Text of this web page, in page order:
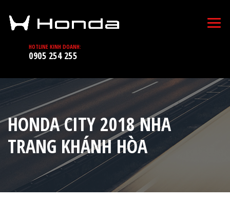
HOTLINE KINH DOANH:
0905 254 255
HONDA CITY 2018 NHA
TRANG KHÁNH HÒA